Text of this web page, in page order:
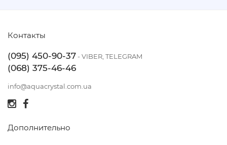
Контакты
(095) 450-90-37- VIBER, TELEGRAM
(068) 375-46-46
info@aquacrystal.com.ua
Дополнительно